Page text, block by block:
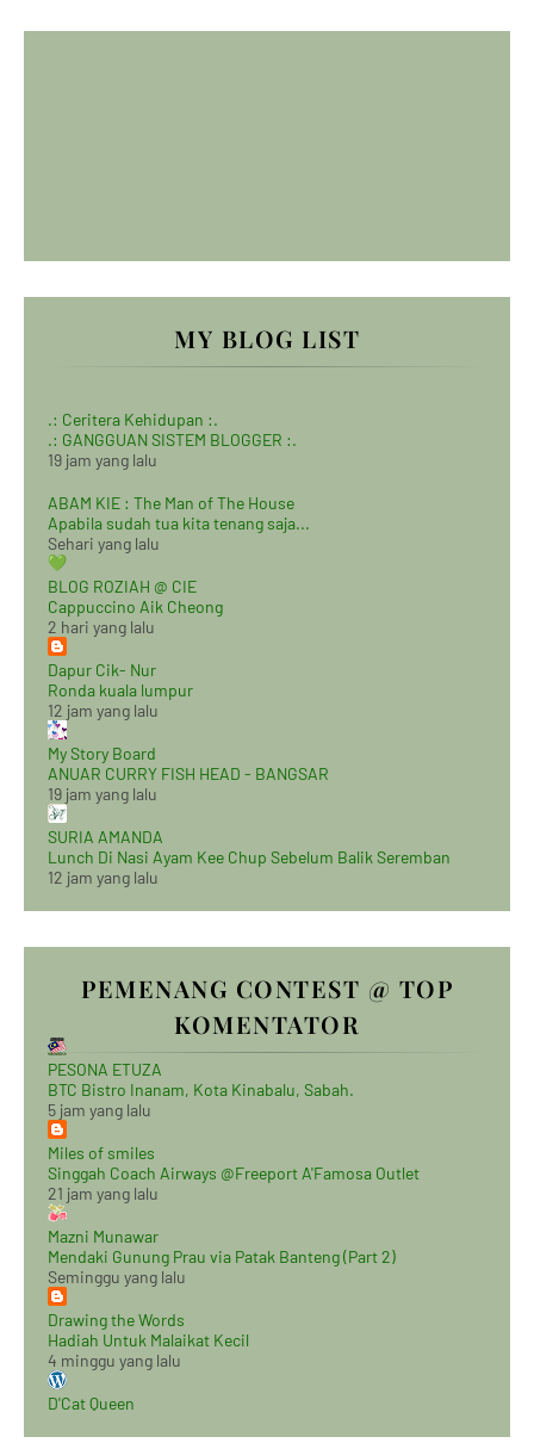
MY BLOG LIST
.: Ceritera Kehidupan :.
.: GANGGUAN SISTEM BLOGGER :.
19 jam yang lalu
ABAM KIE : The Man of The House
Apabila sudah tua kita tenang saja...
Sehari yang lalu
BLOG ROZIAH @ CIE
Cappuccino Aik Cheong
2 hari yang lalu
Dapur Cik- Nur
Ronda kuala lumpur
12 jam yang lalu
My Story Board
ANUAR CURRY FISH HEAD - BANGSAR
19 jam yang lalu
SURIA AMANDA
Lunch Di Nasi Ayam Kee Chup Sebelum Balik Seremban
12 jam yang lalu
PEMENANG CONTEST @ TOP
KOMENTATOR
PESONA ETUZA
BTC Bistro Inanam, Kota Kinabalu, Sabah.
5 jam yang lalu
Miles of smiles
Singgah Coach Airways @Freeport A'Famosa Outlet
21 jam yang lalu
Mazni Munawar
Mendaki Gunung Prau via Patak Banteng (Part 2)
Seminggu yang lalu
Drawing the Words
Hadiah Untuk Malaikat Kecil
4 minggu yang lalu
D'Cat Queen